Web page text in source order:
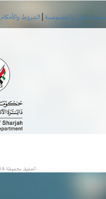
الأمن والخصوصية| الشروط والأحكام|
الحقوق محفوظة 2020.9 - دائرة الاشغال العامة